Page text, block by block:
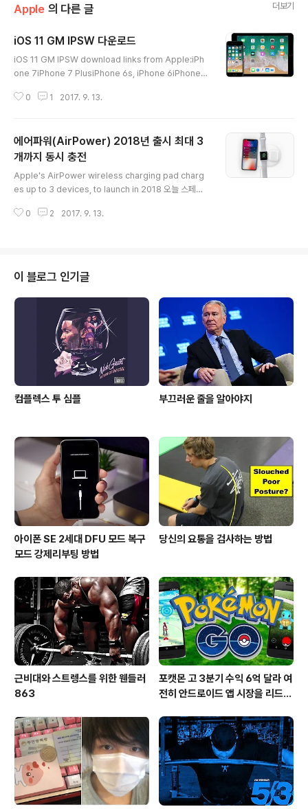
Apple 의 다른 글 더보기
iOS 11 GM IPSW 다운로드
iOS 11 GM IPSW download links from Apple:iPh
one 7iPhone 7 PlusiPhone 6s, iPhone 6iPhone 6
ro (10.5-inch), iPad Pro (12.9-inch) (2nd generati
ir, iPad mini 2iPod touch (6th generation)iPhone
10,4iPhone10,5 필독 iOS 11 정식 버전이 현지시각 9
0 1 2017. 9. 13.
에어파워(AirPower) 2018년 출시 최대 3
개까지 동시 충전
Apple's AirPower wireless charging pad charg
es up to 3 devices, to launch in 2018 오늘 스페셜
로운 브랜드의 무선 충전 패드인 에어파워(AirPower)가
위한 글래스백(glass backs)이 특징이다. 애플은 벨킨(B
elkin), 모피(Mophie) 등 서드파티 업체들과의 파트너쉽
을 갖지 않고 10주년에 의미를 두고자 에어파워를 단독으
로 출시하려 했으나 실패했다. Belkin Boost Up Qi-co
0 2 2017. 9. 13.
이 블로그 인기글
컴플렉스 투 심플 부끄러운 줄을 알아야지
아이폰 SE 2세대 DFU 모드 복구
모드 강제리부팅 방법
당신의 요통을 검사하는 방법
근비대와 스트렝스를 위한 웬들러
863
포캣몬 고 3분기 수익 6억 달라 여
전히 안드로이드 앱 시장을 리드